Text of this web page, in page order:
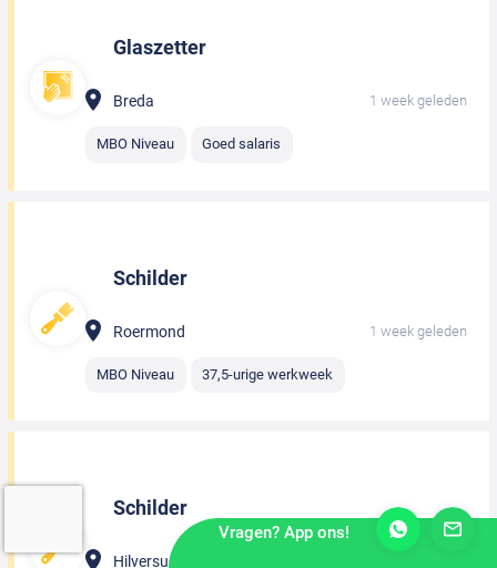
Glaszetter
Breda 1 week geleden
MBO Niveau Goed salaris
Schilder
Roermond 1 week geleden
MBO Niveau 37,5-urige werkweek
Schilder
Hilversum
Vragen? App ons!